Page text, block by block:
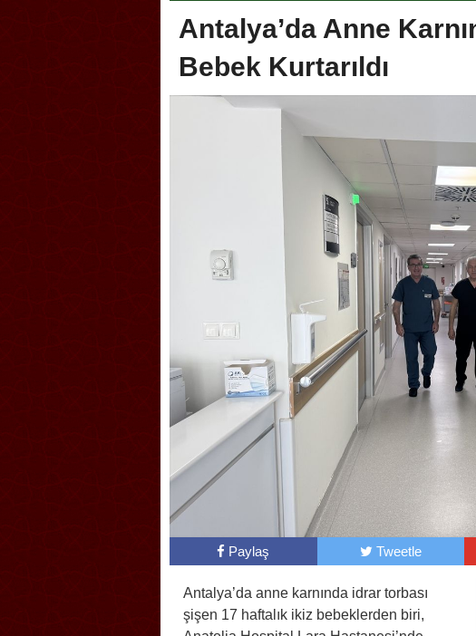
Antalya’da Anne
Bebek Kurtarıldı
Paylaş Tweetle
Antalya’da anne karnında idrar torbası
şişen 17 haftalık ikiz bebeklerden biri,
Askerlik şakası Dünya Kupası’nı
karıştırdı! Güney Kore’den sert karar